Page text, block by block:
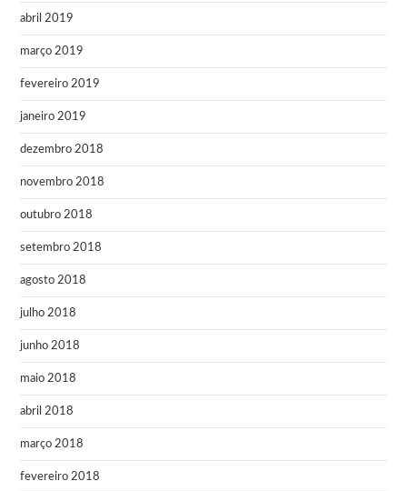
abril 2019
março 2019
fevereiro 2019
janeiro 2019
dezembro 2018
novembro 2018
outubro 2018
setembro 2018
agosto 2018
julho 2018
junho 2018
maio 2018
abril 2018
março 2018
fevereiro 2018